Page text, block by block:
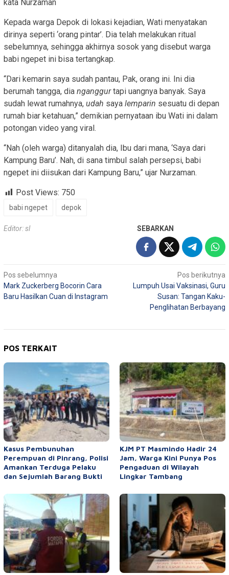
kata Nurzaman
Kepada warga Depok di lokasi kejadian, Wati menyatakan
dirinya seperti ‘orang pintar’. Dia telah melakukan ritual
sebelumnya, sehingga akhirnya sosok yang disebut warga
babi ngepet ini bisa tertangkap.
“Dari kemarin saya sudah pantau, Pak, orang ini. Ini dia
berumah tangga, dia nganggurtapi uangnya banyak. Saya
sudah lewat rumahnya, udah saya lemparin sesuatu di depan
rumah biar ketahuan,” demikian pernyataan ibu Wati ini dalam
potongan video yang viral.
“Nah (oleh warga) ditanyalah dia, Ibu dari mana, ‘Saya dari
Kampung Baru’. Nah, di sana timbul salah persepsi, babi
ngepet ini diisukan dari Kampung Baru,” ujar Nurzaman.
Post Views: 750
babi ngepet depok
Editor: sl SEBARKAN
Navigasi
pos
Pos sebelumnya
Mark Zuckerberg Bocorin Cara
Baru Hasilkan Cuan di Instagram
Pos berikutnya
Lumpuh Usai Vaksinasi, Guru
Susan: Tangan Kaku-
Penglihatan Berbayang
POS TERKAIT
Kasus Pembunuhan
Perempuan di Pinrang, Polisi
Amankan Terduga Pelaku
dan Sejumlah Barang Bukti
KJM PT Masmindo Hadir 24
Jam, Warga Kini Punya Pos
Pengaduan di Wilayah
Lingkar Tambang